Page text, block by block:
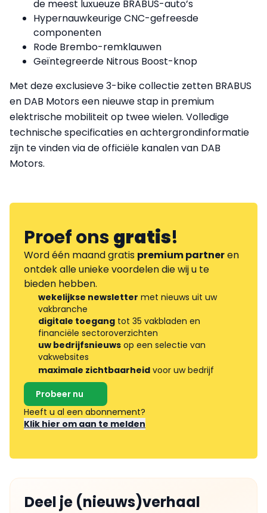
de meest luxueuze BRABUS-auto’s
Hypernauwkeurige CNC-gefreesde
componenten
Rode Brembo-remklauwen
Geïntegreerde Nitrous Boost-knop
Met deze exclusieve 3-bike collectie zetten BRABUS
en DAB Motors een nieuwe stap in premium
elektrische mobiliteit op twee wielen. Volledige
technische specificaties en achtergrondinformatie
zijn te vinden via de officiële kanalen van DAB
Motors.
Proef onsgratis!
Word één maand gratis premium partneren
ontdek alle unieke voordelen die wij u te
bieden hebben.
wekelijkse newsletter met nieuws uit uw
vakbranche
digitale toegang tot 35 vakbladen en
financiële sectoroverzichten
uw bedrijfsnieuws op een selectie van
vakwebsites
maximale zichtbaarheid voor uw bedrijf
Probeer nu
Heeft u al een abonnement?
Klik hier om aan te melden
Deel je (nieuws)verhaal